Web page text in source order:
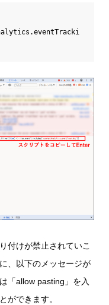
付けが禁止されていこ
、以下のメッセージが
「allow pasting」を入
ができます。